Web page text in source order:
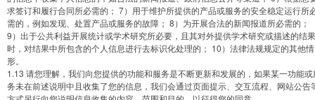
求签订和履行合同所必需的； 7）用于维护所提供的产品或服务的安全稳定运行所
需的，例如发现、处置产品或服务的故障； 8）为开展合法的新闻报道所必需的；
9）出于公共利益开展统计或学术研究所必要，且其对外提供学术研究或描述的结果
时，对结果中所包含的个人信息进行去标识化处理的； 10）法律法规规定的其他情
形。
1.13 请您理解，我们向您提供的功能和服务是不断更新和发展的，如果某一功能或
务未在前述说明中且收集了您的信息，我们会通过页面提示、交互流程、网站公告